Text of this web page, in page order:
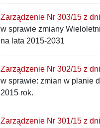
Zarządzenie Nr 303/15 z
w sprawie zmiany
na lata 2015-2031
Zarządzenie Nr 302/15 z
w sprawie: zmian w planie
2015 rok.
Zarządzenie Nr 301/15 z